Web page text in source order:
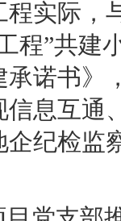
程实际，
程”共建
承诺书
信息互通
企纪检监